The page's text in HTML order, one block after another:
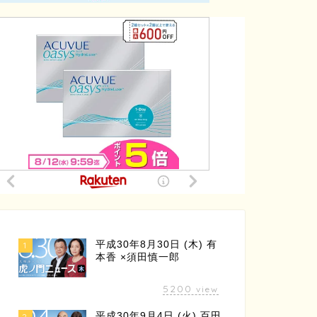
1
平成30年8月30日 (木) 有
本香 ×須田慎一郎
5200 view